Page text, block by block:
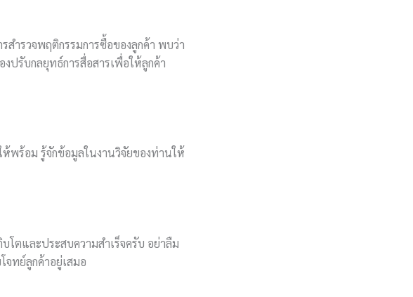
สำรวจพฤติกรรมการซื้อของลูกค้า พบว่า
ปรับกลยุทธ์การสื่อสารเพื่อให้ลูกค้า
พร้อม รู้จักข้อมูลในงานวิจัยของท่านให้
โตและประสบความสำเร็จครับ อย่าลืม
ทย์ลูกค้าอยู่เสมอ